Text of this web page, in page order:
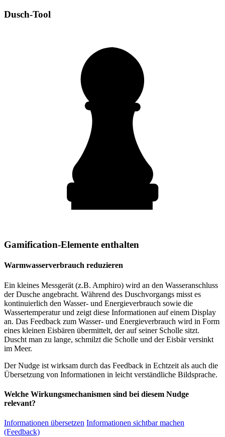
Dusch-Tool
Gamification-Elemente enthalten
Warmwasserverbrauch reduzieren
Ein kleines Messgerät (z.B. Amphiro) wird an den Wasseranschluss
der Dusche angebracht. Während des Duschvorgangs misst es
kontinuierlich den Wasser- und Energieverbrauch sowie die
Wassertemperatur und zeigt diese Informationen auf einem Display
an. Das Feedback zum Wasser- und Energieverbrauch wird in Form
eines kleinen Eisbären übermittelt, der auf seiner Scholle sitzt.
Duscht man zu lange, schmilzt die Scholle und der Eisbär versinkt
im Meer.
Der Nudge ist wirksam durch das Feedback in Echtzeit als auch die
Übersetzung von Informationen in leicht verständliche Bildsprache.
Welche Wirkungsmechanismen sind bei diesem Nudge
relevant?
Informationen übersetzen Informationen sichtbar machen
(Feedback)